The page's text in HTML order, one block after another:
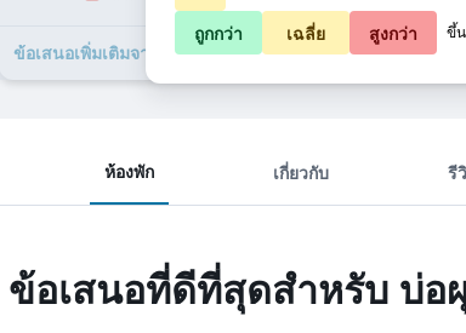
ข้อเสนอเพิ่มเติมจาก บ่อผุด รีสอร์ท แอนด์ สปา 35 รายการ
ห้องพัก เกี่ยวกับ รี
ข้อเสนอที่ดีที่สุดสำหรับ บ่อ
ถูกกว่า เฉลี่ย สูงกว่า ขึ้